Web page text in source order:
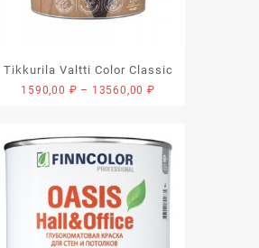
Tikkurila Valtti Color Classic
1590,00 ₽ – 13560,00₽Диапазон
–
13560,00 ₽